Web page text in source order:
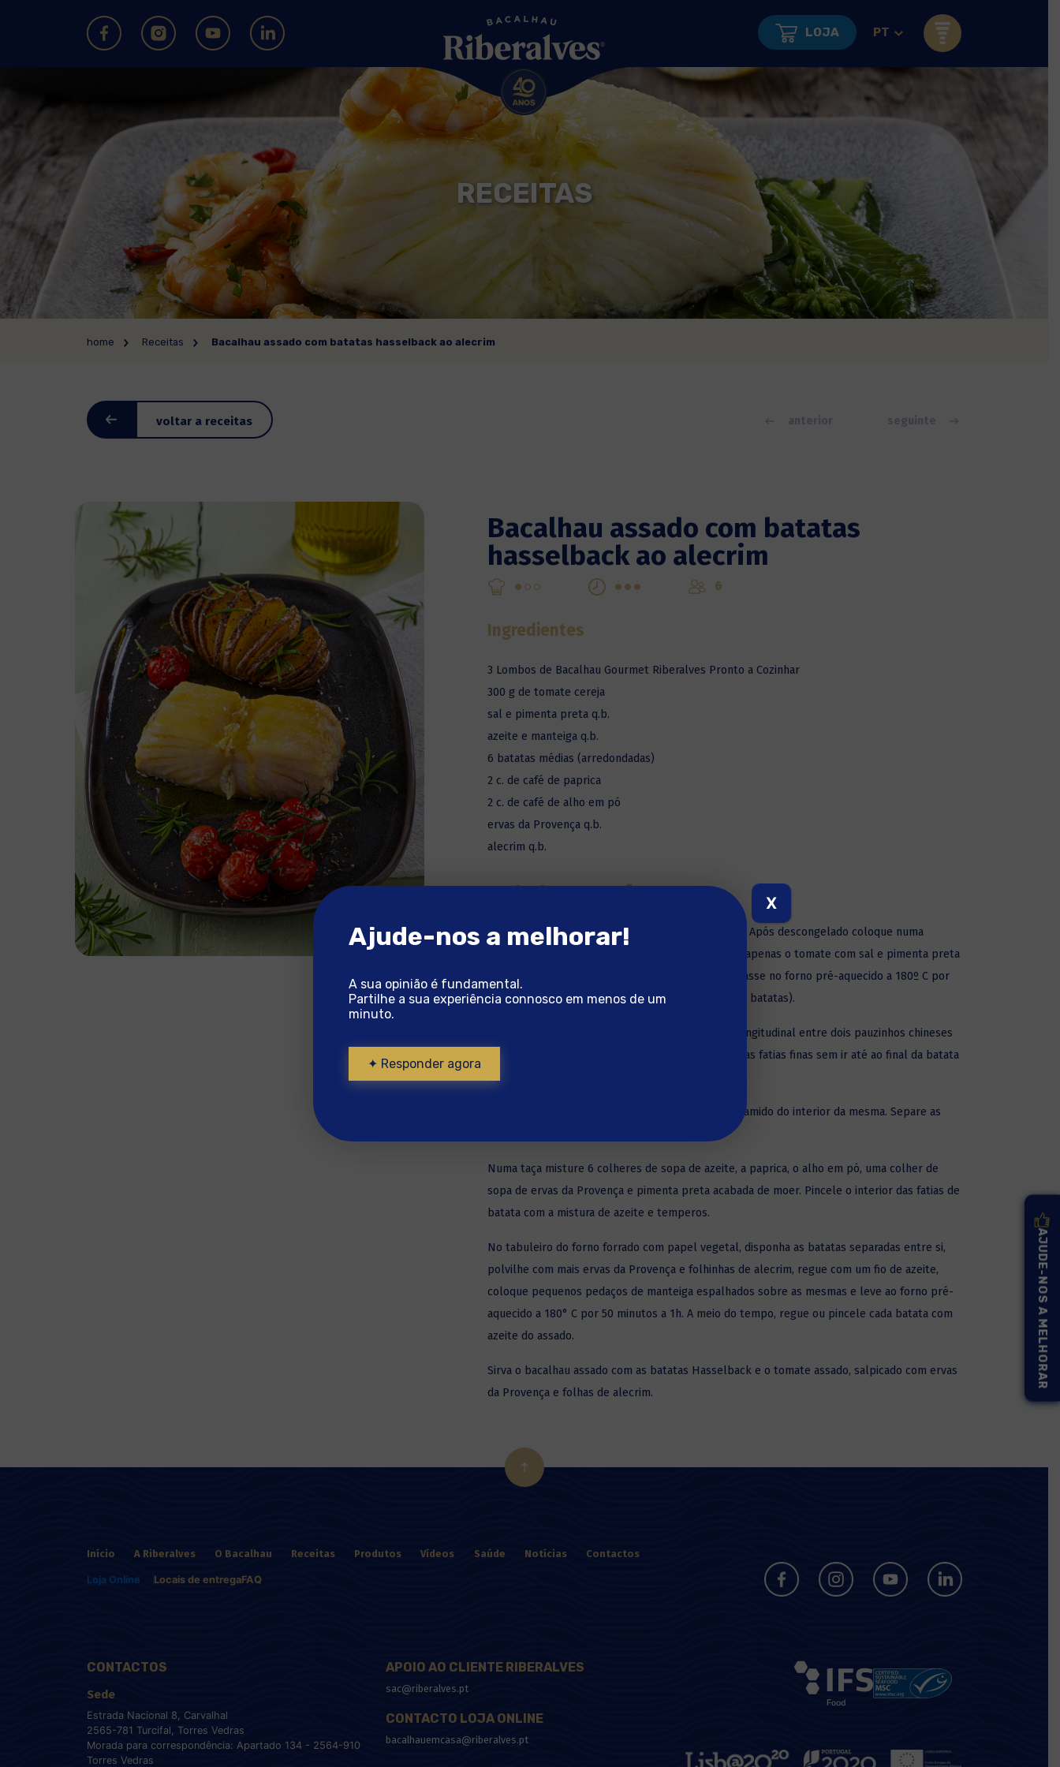
LOJA PT
RECEITAS
home Receitas Bacalhau assado com batatas hasselback ao alecrim
voltar a receitas
Bacalhau assado com batatas
hasselback ao alecrim
6
Ingredientes
3 Lombos de Bacalhau Gourmet Riberalves Pronto a Cozinhar
300 g de tomate cereja
sal e pimenta preta q.b.
azeite e manteiga q.b.
6 batatas médias (arredondadas)
2 c. de café de paprica
2 c. de café de alho em pó
ervas da Provença q.b.
alecrim q.b.
Descongele previamente o bacalhau no frigorífico. Após descongelado coloque numa
assadeira com o tomate cereja em redor, tempere apenas o tomate com sal e pimenta preta
moída na hora, regue tudo com um fio de azeite e asse no forno pré-aquecido a 180º C por
25 minutos (coloque no forno a meio do tempo das batatas).
Lave as batatas, coloque cada batata no sentido longitudinal entre dois pauzinhos chineses
(ou algo com uma espessura semelhante) e corte as fatias finas sem ir até ao final da batata
para não ficarem totalmente separadas.
Lave novamente cada batata para retirar parte do amido do interior da mesma. Separe as
Numa taça misture 6 colheres de sopa de azeite, a paprica, o alho em pó, uma colher de
sopa de ervas da Provença e pimenta preta acabada de moer. Pincele o interior das fatias de
batata com a mistura de azeite e temperos.
No tabuleiro do forno forrado com papel vegetal, disponha as batatas separadas entre si,
polvilhe com mais ervas da Provença e folhinhas de alecrim, regue com um fio de azeite,
coloque pequenos pedaços de manteiga espalhados sobre as mesmas e leve ao forno pré-
aquecido a 180° C por 50 minutos a 1h. A meio do tempo, regue ou pincele cada batata com
azeite do assado.
Sirva o bacalhau assado com as batatas Hasselback e o tomate assado, salpicado com ervas
da Provença e folhas de alecrim.
Início A Riberalves O Bacalhau Receitas Produtos Vídeos Saúde Notícias Contactos
Loja Online Locais de entregaFAQ
CONTACTOS
Sede
Estrada Nacional 8, Carvalhal
2565-781 Turcifal, Torres Vedras
Morada para correspondência: Apartado 134 - 2564-910
Torres Vedras
APOIO AO CLIENTE RIBERALVES
sac@riberalves.pt
CONTACTO LOJA ONLINE
bacalhauemcasa@riberalves.pt
Ajude-nos a melhorar!
A sua opinião é fundamental.
Partilhe a sua experiência connosco em menos de um
minuto.
✦ Responder agora
X
AJUDE-NOS A MELHORAR